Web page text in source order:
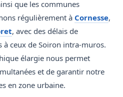
que les communes
régulièrement à Cornesse,
, avec des délais de
à ceux de Soiron intra-muros.
élargie nous permet
et de garantir notre
en zone urbaine.